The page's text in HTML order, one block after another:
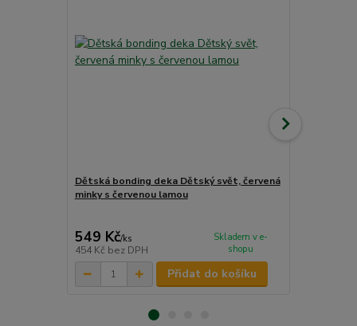
Dětská bonding deka Dětský svět, červená
minky s červenou lamou
549 Kč/ks
454 Kč bez DPH
Skladem v e-
shopu
Přidat do košíku